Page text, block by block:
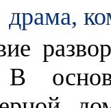
драма,
В